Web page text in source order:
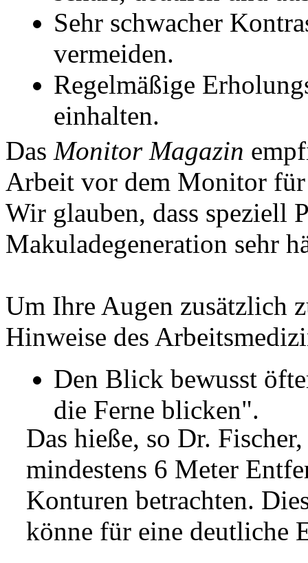
Sehr schwacher
vermeiden.
Regelmäßige
einhalten.
Das Monitor Magazin
Arbeit vor dem Monitor
Wir glauben, dass speziell
Makuladegeneration sehr
Um Ihre Augen zusätzlich
Hinweise des
Den Blick bewusst
die Ferne blicken".
Das hieße, so Dr.
mindestens 6 Meter
Konturen betrachten.
könne für eine deutliche